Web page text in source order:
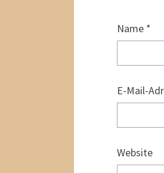
Name *
E-Mail-
Website